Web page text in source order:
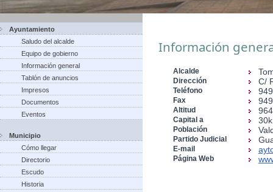
Ayuntamiento
Saludo del alcalde
Equipo de gobierno
Información general
Tablón de anuncios
Impresos
Documentos
Eventos
Municipio
Cómo llegar
Directorio
Escudo
Historia
Información
Alcalde
Dirección C/
Teléfono
Fax
Altitud
Capital a
Población
Partido Judicial
E-mail
Página Web